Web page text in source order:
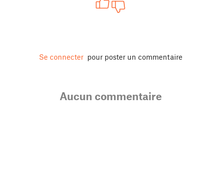
Se connecter pour poster un commentaire
Aucun commentaire